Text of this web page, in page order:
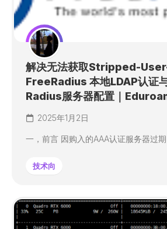
解决无法获取Stripped-
FreeRadius 本地LDAP认证
Radius服务器配置｜
2025年1月2日
一，前言 因购入的AAA认证服务器过
技术向